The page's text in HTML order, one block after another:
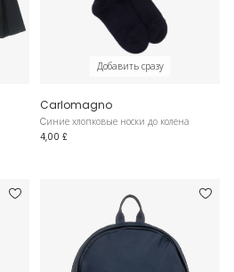
Добавить сразу
Carlomagno
Cиние хлопковые носки до колена
4,00 £